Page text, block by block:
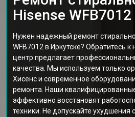
Hisense
Нужен надежный ремонт
WFB7012 в Иркутске? Обратитесь
центр предлагает
качества. Мы используем только
Хисенс и современное
ремонта. Наши
эффективно восстановят
техники. Не допускайте ухудшения